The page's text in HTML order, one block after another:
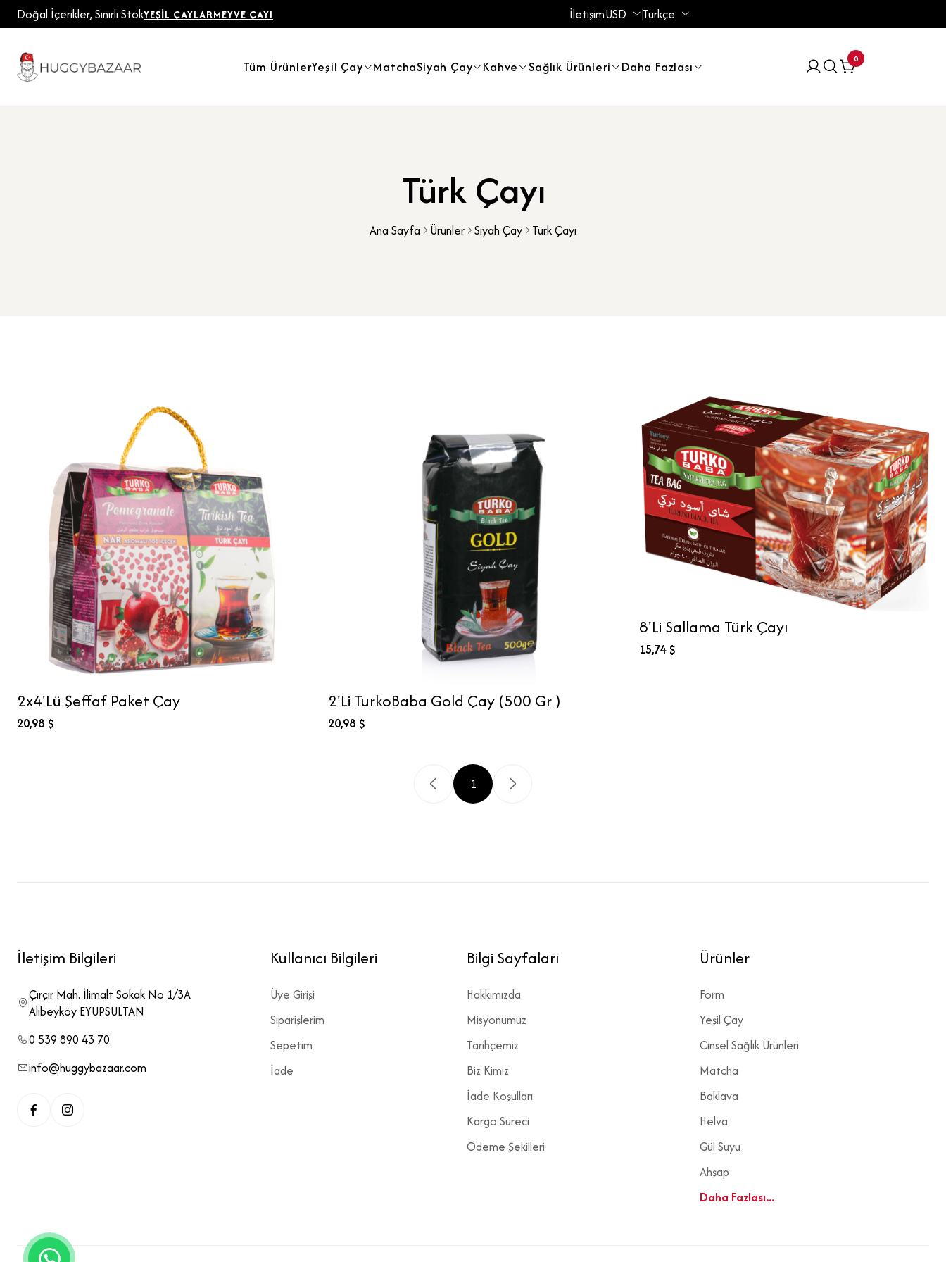
Doğal İçerikler, Sınırlı StokYEŞIL ÇAYLARMEYVE ÇAYI İletişimUSD Türkçe
Tüm ÜrünlerYeşil Çay MatchaSiyah Çay Kahve Sağlık Ürünleri Daha Fazlası 0
Türk Çayı
Ana Sayfa Ürünler Siyah Çay Türk Çayı
2x4'Lü Şeffaf Paket Çay
20,98 $
2'Li TurkoBaba Gold Çay (500 Gr )
20,98 $
8'Li Sallama Türk Çayı
15,74 $
1
İletişim Bilgileri
Çırçır Mah. İlimalt Sokak No 1/3A
Alibeyköy EYUPSULTAN
0 539 890 43 70
info@huggybazaar.com
Kullanıcı Bilgileri
Üye Girişi
Siparişlerim
Sepetim
İade
Bilgi Sayfaları
Hakkımızda
Misyonumuz
Tarihçemiz
Biz Kimiz
İade Koşulları
Kargo Süreci
Ödeme Şekilleri
Ürünler
Form
Yeşil Çay
Cinsel Sağlık Ürünleri
Matcha
Baklava
Helva
Gül Suyu
Ahşap
Daha Fazlası...